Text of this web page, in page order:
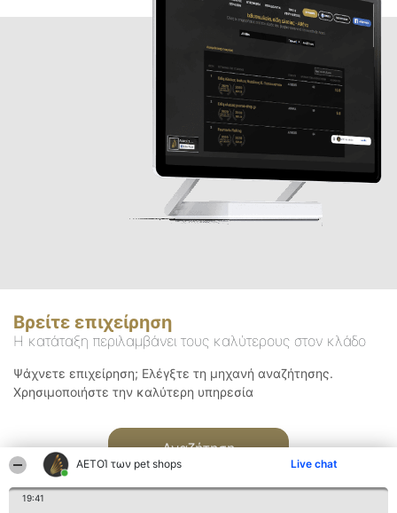
ΑΕΤΟΊ των pet shops Live chat
19:41
Βρείτε επιχείρηση
Η κατάταξη περιλαμβάνει τους καλύτερους στον κλάδο
Ψάχνετε επιχείρηση; Ελέγξτε τη μηχανή αναζήτησης.
Χρησιμοποιήστε την καλύτερη υπηρεσία
Αναζήτηση